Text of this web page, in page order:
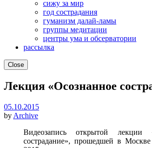
сижу за мир
год сострадания
гуманизм далай-ламы
группы медитации
центры ума и обсерватории
рассылка
Close
Лекция «Осознанное
05.10.2015
by Archive
Видеозапись открытой лекции
сострадание», прошедшей в Москве